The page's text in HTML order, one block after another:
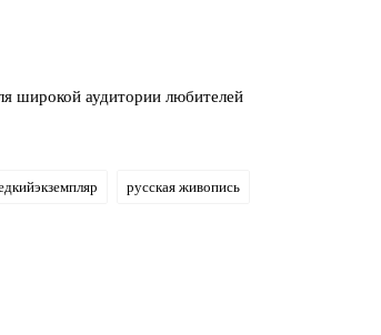
широкой аудитории любителей
русская живопись